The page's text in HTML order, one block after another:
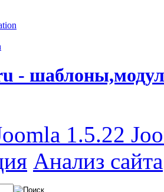
-
1.5.22
Анализ сайта